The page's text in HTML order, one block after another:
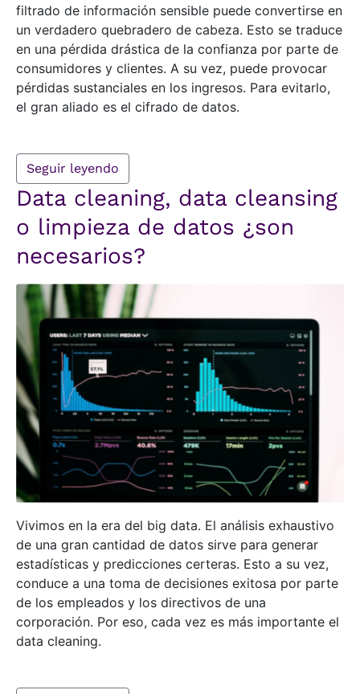
filtrado de información sensible puede convertirse en
un verdadero quebradero de cabeza. Esto se traduce
en una pérdida drástica de la confianza por parte de
consumidores y clientes. A su vez, puede provocar
pérdidas sustanciales en los ingresos. Para evitarlo,
el gran aliado es el cifrado de datos.
Seguir leyendo
Data cleaning, data cleansing
o limpieza de datos ¿son
necesarios?
Vivimos en la era del big data. El análisis exhaustivo
de una gran cantidad de datos sirve para generar
estadísticas y predicciones certeras. Esto a su vez,
conduce a una toma de decisiones exitosa por parte
de los empleados y los directivos de una
corporación. Por eso, cada vez es más importante el
data cleaning.